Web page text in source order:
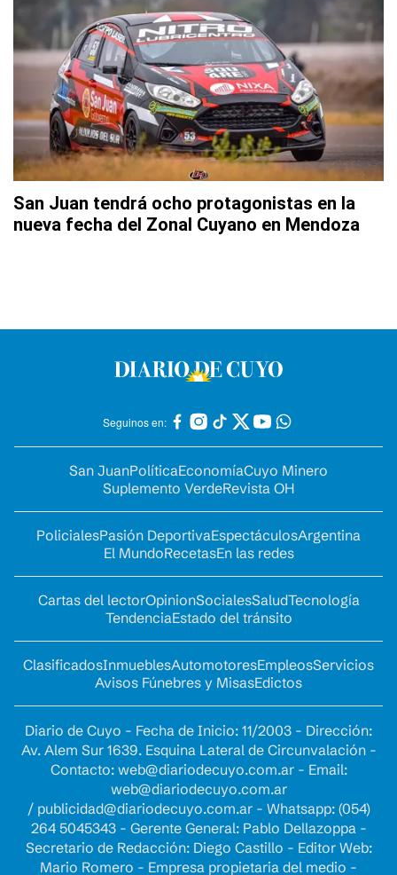
San Juan tendrá ocho protagonistas en la
nueva fecha del Zonal Cuyano en Mendoza
Seguinos en:
San JuanPolíticaEconomíaCuyo Minero
Suplemento VerdeRevista OH
PolicialesPasión DeportivaEspectáculosArgentina
El MundoRecetasEn las redes
Cartas del lectorOpinionSocialesSaludTecnología
TendenciaEstado del tránsito
ClasificadosInmueblesAutomotoresEmpleosServicios
Avisos Fúnebres y MisasEdictos
Diario de Cuyo - Fecha de Inicio: 11/2003 - Dirección:
Av. Alem Sur 1639. Esquina Lateral de Circunvalación -
Contacto: web@diariodecuyo.com.ar- Email:
web@diariodecuyo.com.ar
/ publicidad@diariodecuyo.com.ar- Whatsapp: (054)
264 5045343 - Gerente General: Pablo Dellazoppa -
Secretario de Redacción: Diego Castillo - Editor Web:
Mario Romero - Empresa propietaria del medio -